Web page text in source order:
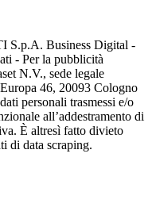
S.p.A. Business Digital -
- Per la pubblicità
N.V., sede legale
46, 20093 Cologno
personali trasmessi e/o
all’addestramento di
È altresì fatto divieto
di data scraping.